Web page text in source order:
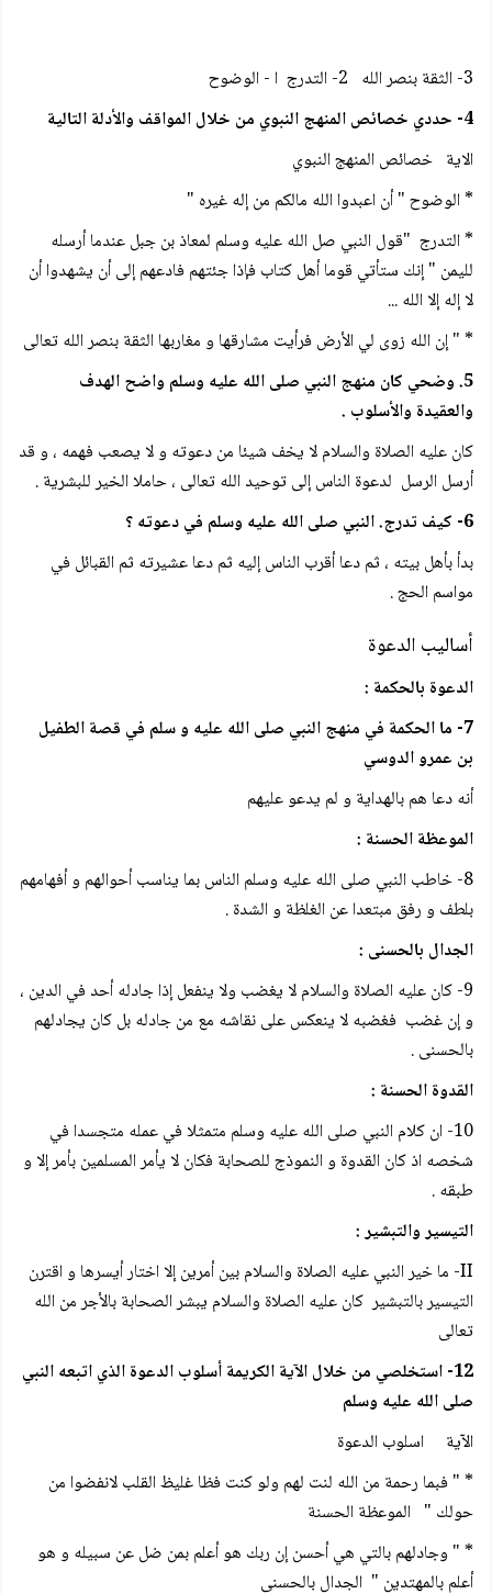
3- الثقة بنصر الله 2- التدرج ا - الوضوح
4- حددي خصائص المنهج النبوي من خلال المواقف والأدلة التالية
الاية خصائص المنهج النبوي
* الوضوح " أن اعبدوا الله مالكم من إله غيره "
* التدرج "قول النبي صل الله عليه وسلم لمعاذ بن جبل عندما أرسله
لليمن " إنك ستأتي قوما أهل كتاب فإذا جئتهم فادعهم إلى أن يشهدوا أن
لا إله إلا الله ...
* " إن الله زوى لي الأرض فرأيت مشارقها و مغاربها الثقة بنصر الله تعالى
5. وضحي كان منهج النبي صلى الله عليه وسلم واضح الهدف
والعقيدة والأسلوب .
كان عليه الصلاة والسلام لا يخف شيئا من دعوته و لا يصعب فهمه ، و قد
أرسل الرسل لدعوة الناس إلى توحيد الله تعالى ، حاملا الخير للبشرية .
6- كيف تدرج. النبي صلى الله عليه وسلم في دعوته ؟
بدأ بأهل بيته ، ثم دعا أقرب الناس إليه ثم دعا عشيرته ثم القبائل في
مواسم الحج .
أساليب الدعوة
الدعوة بالحكمة :
7- ما الحكمة في منهج النبي صلى الله عليه و سلم في قصة الطفيل
بن عمرو الدوسي
أنه دعا هم بالهداية و لم يدعو عليهم
الموعظة الحسنة :
8- خاطب النبي صلى الله عليه وسلم الناس بما يناسب أحوالهم و أفهامهم
بلطف و رفق مبتعدا عن الغلظة و الشدة .
الجدال بالحسنى :
9- كان عليه الصلاة والسلام لا يغضب ولا ينفعل إذا جادله أحد في الدين ،
و إن غضب فغضبه لا ينعكس على نقاشه مع من جادله بل كان يجادلهم
بالحسنى .
القدوة الحسنة :
10- ان كلام النبي صلى الله عليه وسلم متمثلا في عمله متجسدا في
شخصه اذ كان القدوة و النموذج للصحابة فكان لا يأمر المسلمين بأمر إلا و
طبقه .
التيسير والتبشير :
II- ما خير النبي عليه الصلاة والسلام بين أمرين إلا اختار أيسرها و اقترن
التيسير بالتبشير كان عليه الصلاة والسلام يبشر الصحابة بالأجر من الله
تعالى
12- استخلصي من خلال الآية الكريمة أسلوب الدعوة الذي اتبعه النبي
صلى الله عليه وسلم
الآية اسلوب الدعوة
* " فبما رحمة من الله لنت لهم ولو كنت فظا غليظ القلب لانفضوا من
حولك " الموعظة الحسنة
* " وجادلهم بالتي هي أحسن إن ربك هو أعلم بمن ضل عن سبيله و هو
أعلم بالمهتدين " الجدال بالحسنى